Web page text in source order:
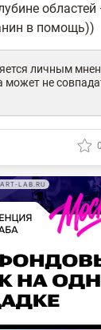
областей
в помощь))
личным
может не
0
LAB.RU